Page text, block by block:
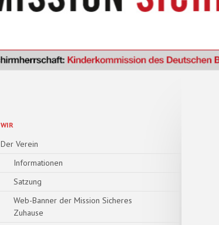
Navigation
WIR
Der Verein
Informationen
Satzung
Web-Banner der Mission Sicheres
Zuhause